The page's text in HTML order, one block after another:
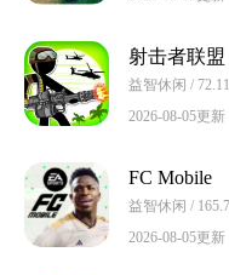
射击者联盟
益智休闲 /
2026-08-05更新
FC Mobile
益智休闲 /
2026-08-05更新